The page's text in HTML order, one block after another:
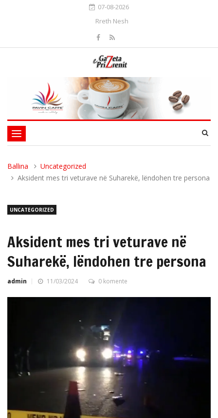
07-08-2026
Rreth Nesh
Toggle
navigation
Ballina
Uncategorized
Aksident mes tri veturave në Suharekë, lëndohen tre persona
UNCATEGORIZED
Aksident mes tri veturave në
Suharekë, lëndohen tre persona
admin 11/03/2024 0 komente